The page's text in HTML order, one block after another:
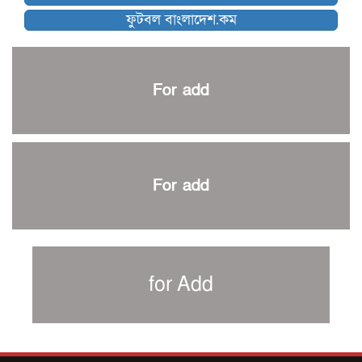
আর্জেন্টিনার ৫৫ সদস্যের প্রাথমিক দল ঘোষণা
পাকিস্তানের বিপক্ষে ঐতিহাসিক জয়ে ক্রীড়া প্রতিমন্ত্রীর অভিনন্দন
শান্ত-মুমিনুলদের ব্যাটে প্রথম দিন বাংলাদেশের
প্রচার বিমুখ এক ক্রীড়া অন্তপ্রাণ সংগঠক
সাফের হ্যাটট্রিক মিশনে থাইল্যান্ডের পথে আফঈদারা
বায়ার্নকে বিদায় করে ফাইনালে পিএসজি
আগামী বছর থেকে শিক্ষাক্ষেত্রে খেলাধুলা বাধ্যতামূলক করা হবে:
ফুটবল বাংলাদেশ.কম
For add
For add
for Add